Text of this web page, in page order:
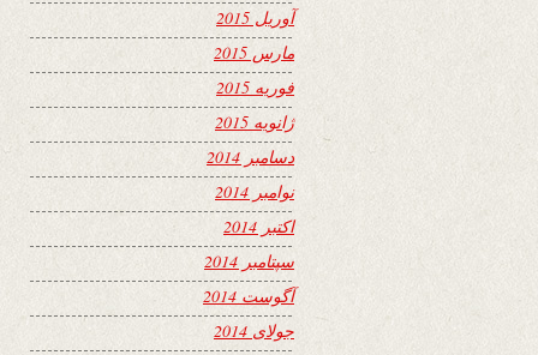
آوریل 2015
مارس 2015
فوریه 2015
ژانویه 2015
دسامبر 2014
نوامبر 2014
اکتبر 2014
سپتامبر 2014
آگوست 2014
جولای 2014